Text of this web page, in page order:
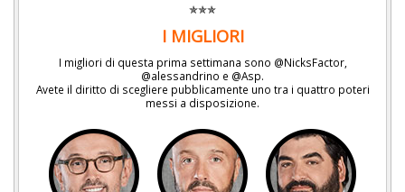
✯✯✯
I MIGLIORI
I migliori di questa prima settimana sono @NicksFactor,
@alessandrino e @Asp.
Avete il diritto di scegliere pubblicamente uno tra i quattro poteri
messi a disposizione.